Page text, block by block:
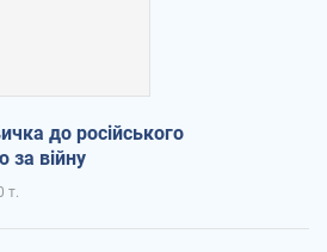
до російського
за війну
т.